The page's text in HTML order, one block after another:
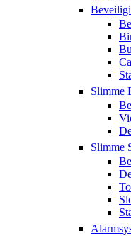
Slimme
Slimme